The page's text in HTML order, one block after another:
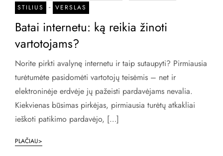
STILIUS - VERSLAS
Batai internetu: ką reikia žinoti
vartotojams?
Norite pirkti avalynę internetu ir taip sutaupyti? Pirmiausia
turėtumėte pasidomėti vartotojų teisėmis – net ir
elektroninėje erdvėje jų pažeisti pardavėjams nevalia.
Kiekvienas būsimas pirkėjas, pirmiausia turėtų atkakliai
ieškoti patikimo pardavėjo, […]
PLAČIAU>